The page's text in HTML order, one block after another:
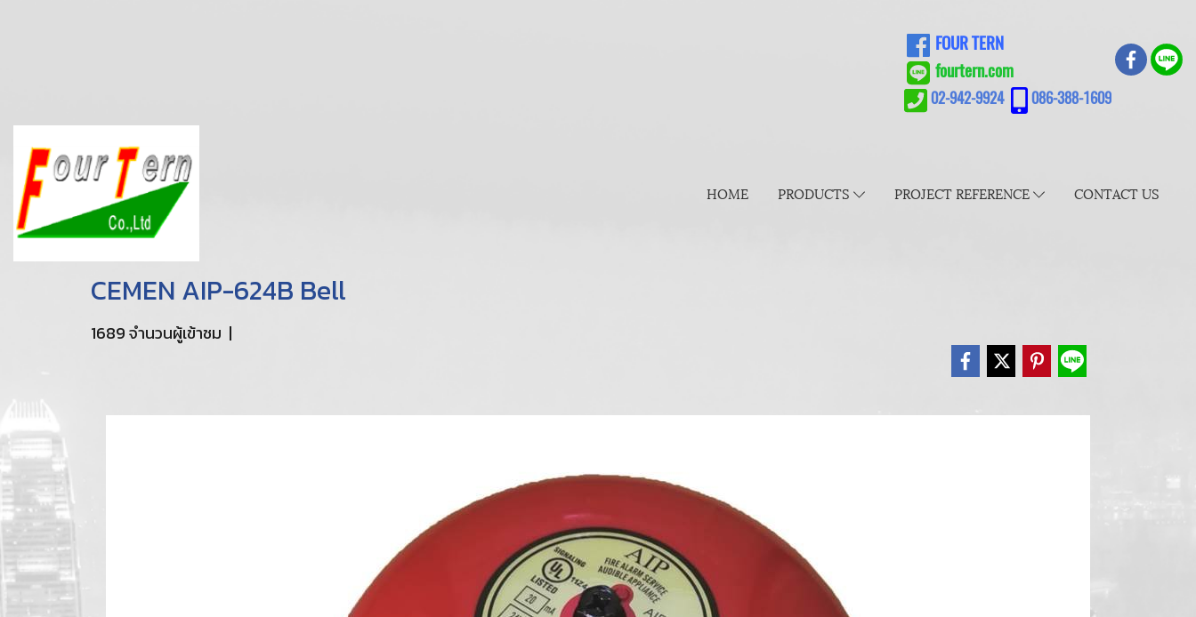
FOUR TERN
fourtern.com
02-942-9924 086-388-1609
HOME PRODUCTS PROJECT REFERENCE CONTACT US
CEMEN AIP-624B Bell
1689 จำนวนผู้เข้าชม |